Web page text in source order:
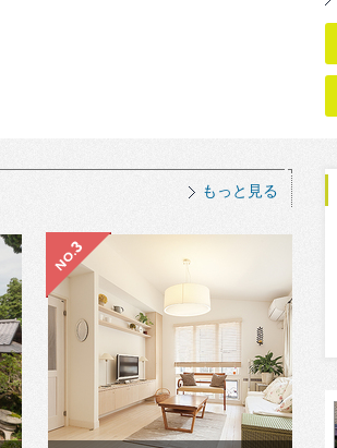
もっと見る